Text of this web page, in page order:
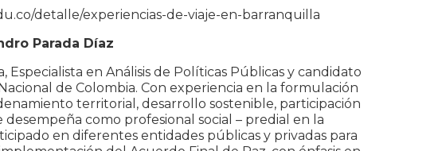
detalle/experiencias-de-viaje-en-barranquilla
Parada Díaz
en Análisis de Políticas Públicas y candidato
de Colombia. Con experiencia en la formulación
territorial, desarrollo sostenible, participación
como profesional social – predial en la
en diferentes entidades públicas y privadas para